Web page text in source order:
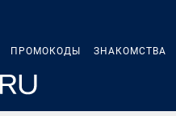
ПРОМОКОДЫ ЗНАКОМСТВА